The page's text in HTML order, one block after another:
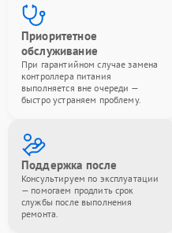
Приоритетное
обслуживание
При гарантийном случае замена
контроллера питания
выполняется вне очереди —
быстро устраняем проблему.
Поддержка после
Консультируем по эксплуатации
— помогаем продлить срок
службы после выполнения
ремонта.